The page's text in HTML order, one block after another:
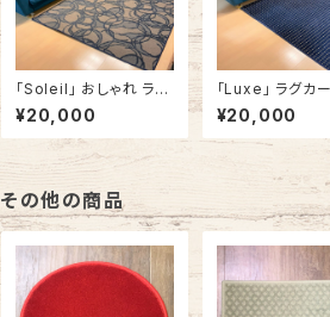
「Soleil」 おしゃれ ラグ
カーペット ラグマット 角
型 132.5cm x 180cm
ブルー
¥20,000
「Luxe」 ラグカ
ラグマット ドッ
140cm x
ー #268
¥20,000
その他の商品